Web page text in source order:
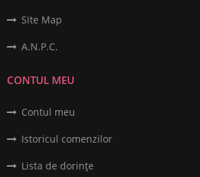
Site Map
A.N.P.C.
CONTUL MEU
Contul meu
Istoricul comenzilor
Lista de dorințe